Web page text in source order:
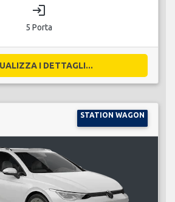
login
5 Porta
I DETTAGLI...
STATION WAGON